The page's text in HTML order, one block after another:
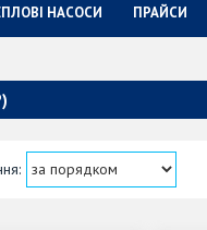
НАСОСИ ПРАЙСИ